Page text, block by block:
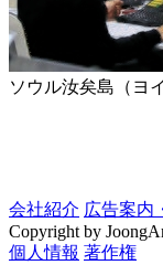
ソウル汝矣島（ヨ
会社紹介 広告案内
Copyright by
個人情報 著作権